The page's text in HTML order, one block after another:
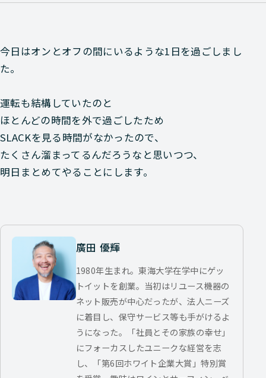
今日はオンとオフの間にいるような1日を過ごしまし
た。
運転も結構していたのと
ほとんどの時間を外で過ごしたため
SLACKを見る時間がなかったので、
たくさん溜まってるんだろうなと思いつつ、
明日まとめてやることにします。
廣田 優輝
1980年生まれ。東海大学在学中にゲッ
トイットを創業。当初はリユース機器の
ネット販売が中心だったが、法人ニーズ
に着目し、保守サービス等も手がけるよ
うになった。「社員とその家族の幸せ」
にフォーカスしたユニークな経営を志
し、「第6回ホワイト企業大賞」特別賞